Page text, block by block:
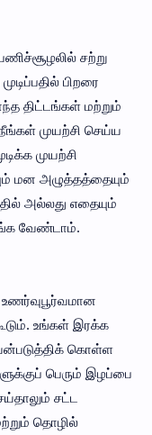
சற்று
பிறரை
திட்டங்கள் மற்றும்
முயற்சி செய்ய
முயற்சி
மன அழுத்தத்தையும்
அல்லது எதையும்
வேண்டாம்.
உணர்வுபூர்வமான
உங்கள் இரக்க
கொள்ள
பெரும் இழப்பை
சட்ட
தொழில்